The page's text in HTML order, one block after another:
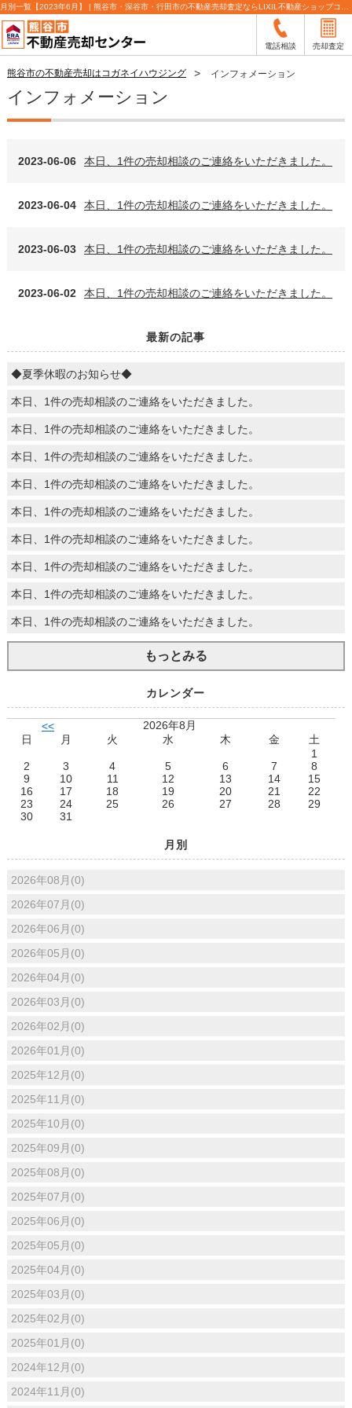
電話相談 売却査定
熊谷市の不動産売却はコガネイハウジング インフォメーション
インフォメーション
2023-06-06 本日、1件の売却相談のご連絡をいただきました。
2023-06-04 本日、1件の売却相談のご連絡をいただきました。
2023-06-03 本日、1件の売却相談のご連絡をいただきました。
2023-06-02 本日、1件の売却相談のご連絡をいただきました。
最新の記事
◆夏季休暇のお知らせ◆
本日、1件の売却相談のご連絡をいただきました。
本日、1件の売却相談のご連絡をいただきました。
本日、1件の売却相談のご連絡をいただきました。
本日、1件の売却相談のご連絡をいただきました。
本日、1件の売却相談のご連絡をいただきました。
本日、1件の売却相談のご連絡をいただきました。
本日、1件の売却相談のご連絡をいただきました。
本日、1件の売却相談のご連絡をいただきました。
本日、1件の売却相談のご連絡をいただきました。
もっとみる
カレンダー
<<
2026年8月
日
月 火 水 木 金
土
1
2
3 4 5 6 7
8
9
10 11 12 13 14
15
16
17 18 19 20 21
22
23
24 25 26 27 28
29
30
31
月別
2026年08月(0)
2026年07月(0)
2026年06月(0)
2026年05月(0)
2026年04月(0)
2026年03月(0)
2026年02月(0)
2026年01月(0)
2025年12月(0)
2025年11月(0)
2025年10月(0)
2025年09月(0)
2025年08月(0)
2025年07月(0)
2025年06月(0)
2025年05月(0)
2025年04月(0)
2025年03月(0)
2025年02月(0)
2025年01月(0)
2024年12月(0)
2024年11月(0)